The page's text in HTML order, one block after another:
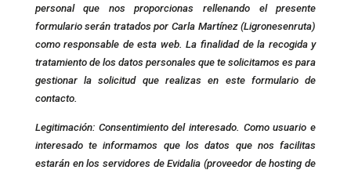
personal que nos proporcionas rellenando el presente
formulario serán tratados por Carla Martínez (Ligronesenruta)
como responsable de esta web. La finalidad de la recogida y
tratamiento de los datos personales que te solicitamos es para
gestionar la solicitud que realizas en este formulario de
contacto.
Legitimación: Consentimiento del interesado. Como usuario e
interesado te informamos que los datos que nos facilitas
estarán en los servidores de Evidalia (proveedor de hosting de